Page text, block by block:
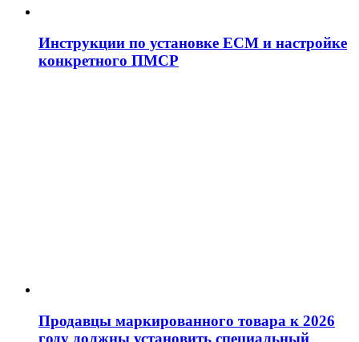
Инструкции по установке ЕСМ и настройке
конкретного ПМСР
Продавцы маркированного товара к 2026
году должны установить специальный